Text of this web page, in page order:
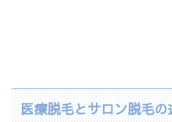
医療脱毛とサロン脱毛の